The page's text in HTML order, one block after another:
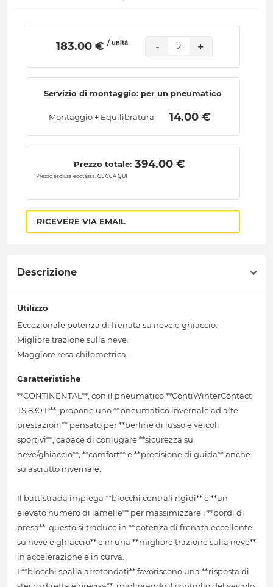
183.00 € / unità - 2 +
Servizio di montaggio: per un pneumatico
Montaggio + Equilibratura 14.00 €
Prezzo totale: 394.00 €
Prezzo esclusa ecotassa. CLICCA QUI
RICEVERE VIA EMAIL
Descrizione
Utilizzo
Eccezionale potenza di frenata su neve e ghiaccio.
Migliore trazione sulla neve.
Maggiore resa chilometrica.
Caratteristiche
**CONTINENTAL**, con il pneumatico **ContiWinterContact
TS 830 P**, propone uno **pneumatico invernale ad alte
prestazioni** pensato per **berline di lusso e veicoli
sportivi**, capace di coniugare **sicurezza su
neve/ghiaccio**, **comfort** e **precisione di guida** anche
su asciutto invernale.
Il battistrada impiega **blocchi centrali rigidi** e **un
elevato numero di lamelle** per massimizzare i **bordi di
presa**: questo si traduce in **potenza di frenata eccellente
su neve e ghiaccio** e in una **migliore trazione sulla neve**
in accelerazione e in curva.
I **blocchi spalla arrotondati** favoriscono una **risposta di